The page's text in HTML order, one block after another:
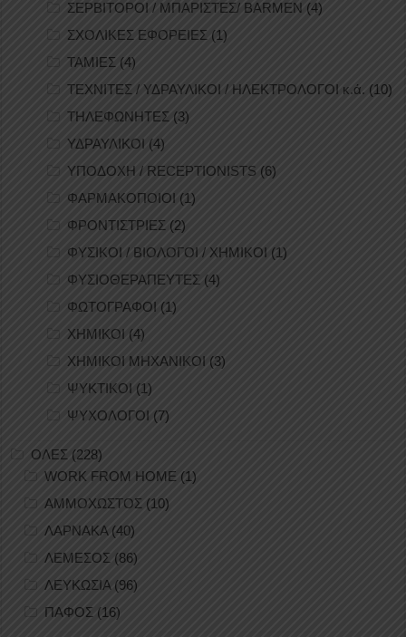
ΣΕΡΒΙΤΟΡΟΙ / ΜΠΑΡΙΣΤΕΣ/ BARMEN (4)
ΣΧΟΛΙΚΕΣ ΕΦΟΡΕΙΕΣ (1)
ΤΑΜΙΕΣ (4)
ΤΕΧΝΙΤΕΣ / ΥΔΡΑΥΛΙΚΟΙ / ΗΛΕΚΤΡΟΛΟΓΟΙ κ.ά. (10)
ΤΗΛΕΦΩΝΗΤΕΣ (3)
ΥΔΡΑΥΛΙΚΟΙ (4)
ΥΠΟΔΟΧΗ / RECEPTIONISTS (6)
ΦΑΡΜΑΚΟΠΟΙΟΙ (1)
ΦΡΟΝΤΙΣΤΡΙΕΣ (2)
ΦΥΣΙΚΟΙ / ΒΙΟΛΟΓΟΙ / ΧΗΜΙΚΟΙ (1)
ΦΥΣΙΟΘΕΡΑΠΕΥΤΕΣ (4)
ΦΩΤΟΓΡΑΦΟΙ (1)
ΧΗΜΙΚΟΙ (4)
ΧΗΜΙΚΟΙ ΜΗΧΑΝΙΚΟΙ (3)
ΨΥΚΤΙΚΟΙ (1)
ΨΥΧΟΛΟΓΟΙ (7)
ΟΛΕΣ (228)
WORK FROM HOME (1)
ΑΜΜΟΧΩΣΤΟΣ (10)
ΛΑΡΝΑΚΑ(40)
ΛΕΜΕΣΟΣ (86)
ΛΕΥΚΩΣΙΑ (96)
ΠΑΦΟΣ (16)